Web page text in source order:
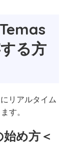
る方
リアルタイム
す。
め方＜